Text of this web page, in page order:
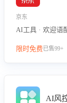
京东
AI工具 · 欢迎语
限时免费已售99+
AI风